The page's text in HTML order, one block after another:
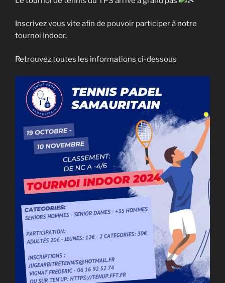
Inscrivez vous vite afin de pouvoir participer à notre
tournoi Indoor.
Retrouvez toutes les informations ci-dessous